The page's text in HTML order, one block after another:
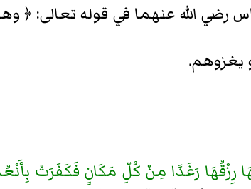
ابن عباس رضي الله عنهما في قوله تعالى: ﴿
يغزوهم.
رِزْقُهَا رَغَدًا مِنْ كُلِّ مَكَانٍ فَكَفَرَتْ بِأَنْعُمِ